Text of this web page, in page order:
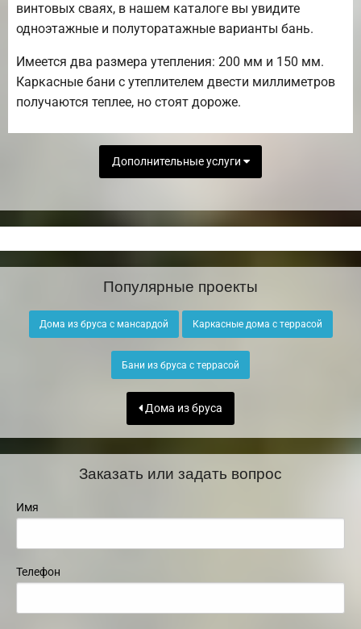
винтовых сваях, в нашем каталоге вы увидите
одноэтажные и полуторатажные варианты бань.
Имеется два размера утепления: 200 мм и 150 мм.
Каркасные бани с утеплителем двести миллиметров
получаются теплее, но стоят дороже.
Дополнительные услуги
Популярные проекты
Дома из бруса с мансардой Каркасные дома с террасой
Бани из бруса с террасой
Дома из бруса
Заказать или задать вопрос
Имя
Телефон